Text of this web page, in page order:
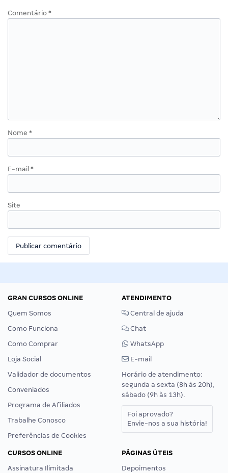
Comentário *
Nome *
E-mail *
Site
GRAN CURSOS ONLINE
Quem Somos
Como Funciona
Como Comprar
Loja Social
Validador de documentos
Conveniados
Programa de Afiliados
Trabalhe Conosco
Preferências de Cookies
ATENDIMENTO
Central de ajuda
Chat
WhatsApp
E-mail
Horário de atendimento:
segunda a sexta (8h às 20h),
sábado (9h às 13h).
Foi aprovado?
Envie-nos a sua história!
CURSOS ONLINE
Assinatura Ilimitada
PÁGINAS ÚTEIS
Depoimentos